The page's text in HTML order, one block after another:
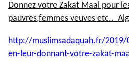
Donnez votre Zakat Maal pour
pauvres,femmes veuves etc..
http://muslimsadaquah.fr/2019/
en-leur-donnant-votre-zakat-